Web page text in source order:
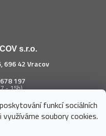
funkcí sociálních
soubory cookies.
s.r.o.
696 42 Vracov
197
- 15h)